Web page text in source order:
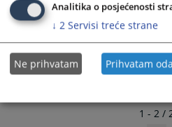
for
changing
dates.
1 - 2 /
Analitika o posjećenosti
↓ 2 Servisi treće strane
Ne prihvatam Prihvatam